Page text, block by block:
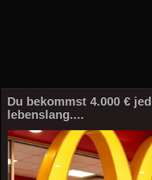
Du bekommst 4.000 €
lebenslang....